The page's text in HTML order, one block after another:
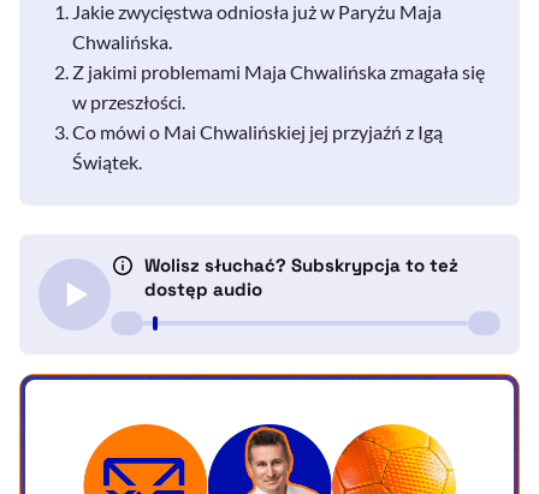
Jakie zwycięstwa odniosła już w Paryżu Maja
Chwalińska.
Z jakimi problemami Maja Chwalińska zmagała się
w przeszłości.
Co mówi o Mai Chwalińskiej jej przyjaźń z Igą
Świątek.